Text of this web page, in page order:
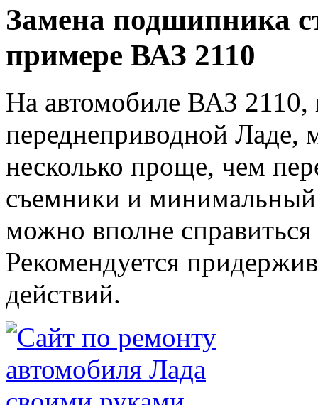
Замена подшипника
примере ВАЗ 2110
На автомобиле ВАЗ 2110,
переднеприводной Ладе,
несколько проще, чем
съемники и минимальный
можно вполне
Рекомендуется
действий.